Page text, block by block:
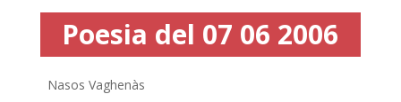
Poesia del 07 06 2006
Nasos Vaghenàs